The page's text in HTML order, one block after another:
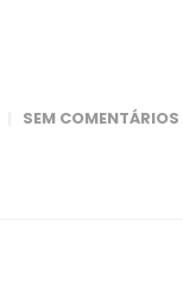
SEM COMENTÁRIOS